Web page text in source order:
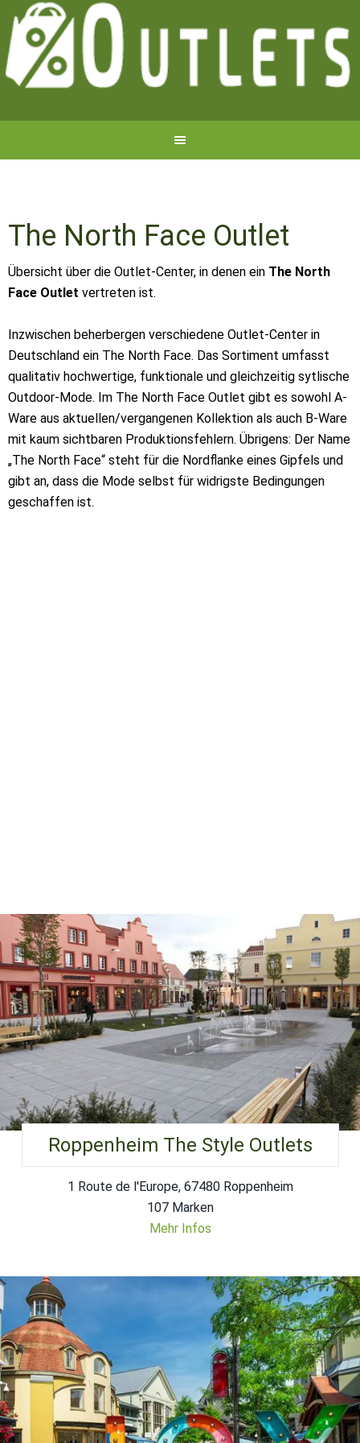
The North Face Outlet
Übersicht über die Outlet-Center, in denen ein The North
Face Outlet vertreten ist.
Inzwischen beherbergen verschiedene Outlet-Center in
Deutschland ein The North Face. Das Sortiment umfasst
qualitativ hochwertige, funktionale und gleichzeitig sytlische
Outdoor-Mode. Im The North Face Outlet gibt es sowohl A-
Ware aus aktuellen/vergangenen Kollektion als auch B-Ware
mit kaum sichtbaren Produktionsfehlern. Übrigens: Der Name
„The North Face“ steht für die Nordflanke eines Gipfels und
gibt an, dass die Mode selbst für widrigste Bedingungen
geschaffen ist.
Roppenheim The Style Outlets
1 Route de l'Europe, 67480 Roppenheim
107 Marken
Mehr Infos